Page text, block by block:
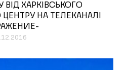
ВІД ХАРКІВСЬКОГО
НА ТЕЛЕКАНАЛІ